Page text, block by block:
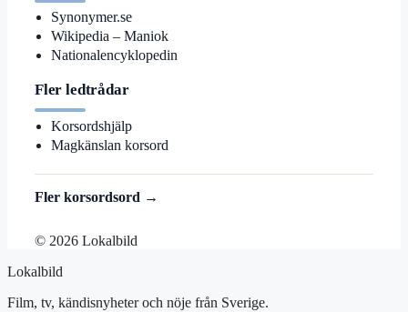
Synonymer.se
Wikipedia – Maniok
Nationalencyklopedin
Fler ledtrådar
Korsordshjälp
Magkänslan korsord
Fler korsordsord →
© 2026 Lokalbild
Lokalbild
Film, tv, kändisnyheter och nöje från Sverige.